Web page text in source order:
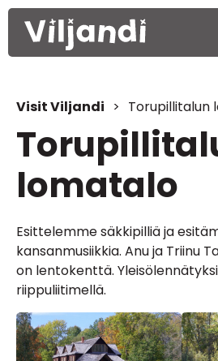
Visit Viljandi > Torupillitalun
lomatalo
Esittelemme säkkipilliä ja
kansanmusiikkia. Anu ja Triinu
on lentokenttä.
riippuliitimellä.